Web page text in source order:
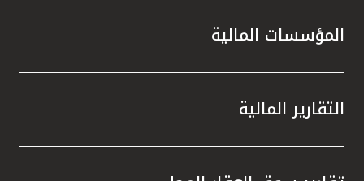
المؤسسات المالية
التقارير المالية